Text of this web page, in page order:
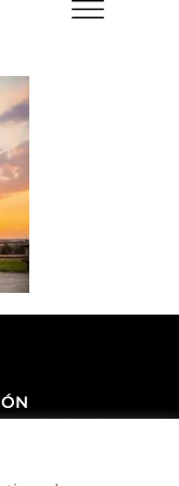
a la tienda